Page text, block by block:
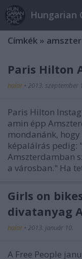
Hungarian
Címkék »
Paris Hilton
halar • 2013. szeptember
Paris Hilton
amin épp
mondanánk,
képaláírás pedig:
Amszterdamban
a városban." Ha
Girls on
divatanyag
halar • 2013. január 10.
A Free People